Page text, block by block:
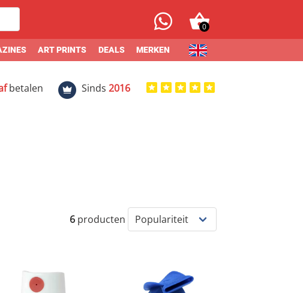
0
ART PRINTS DEALS MERKEN
betalen Sinds 2016
6 producten